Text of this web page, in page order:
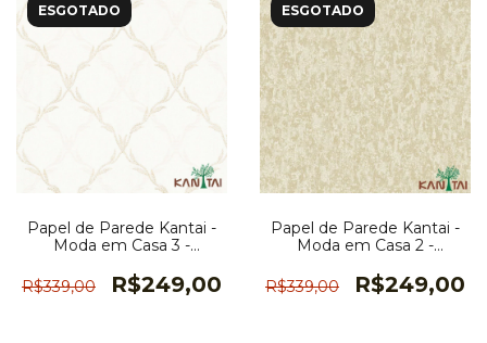
ESGOTADO
Papel de Parede Kantai -
Moda em Casa 3 -
R$339,00
R$249,00
ESGOTADO
Papel de Parede Kantai -
Moda em Casa 2 -
R$339,00
R$249,00